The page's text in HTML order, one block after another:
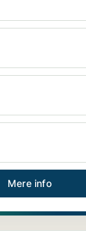
Mere info